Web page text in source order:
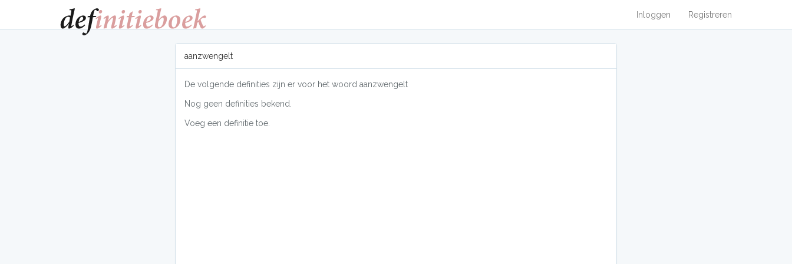
Inloggen Registreren
aanzwengelt
De volgende definities zijn er voor het woord aanzwengelt
Nog geen definities bekend.
Voeg een definitie toe.